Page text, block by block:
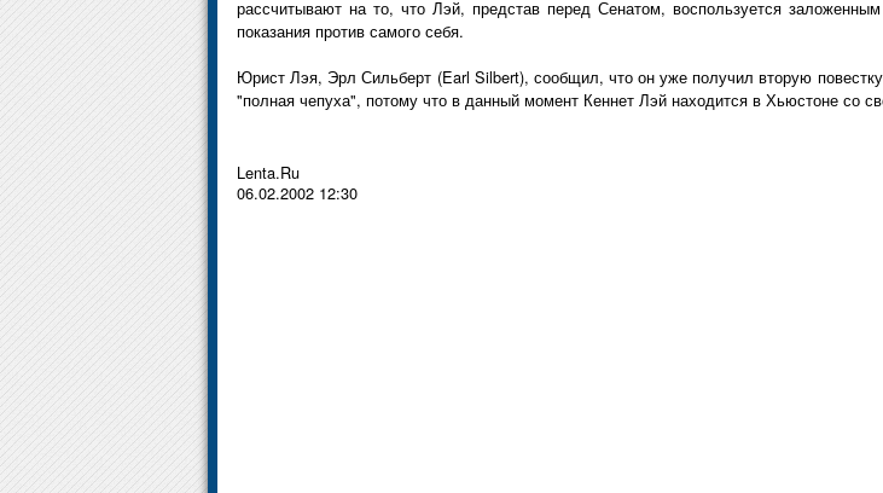
рассчитывают на то, что Лэй, представ перед Сенатом, воспользуется
показания против самого себя.
Юрист Лэя, Эрл Сильберт (Earl Silbert), сообщил, что он уже получил вторую
"полная чепуха", потому что в данный момент Кеннет Лэй находится в Хьюстоне со
Lenta.Ru
06.02.2002 12:30